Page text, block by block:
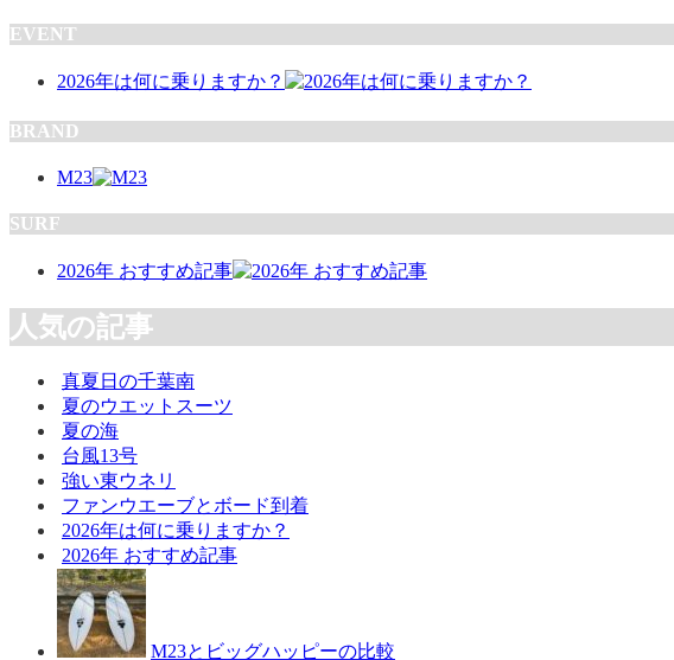
EVENT
2026年は何に乗りますか？
BRAND
M23
SURF
2026年 おすすめ記事
人気の記事
真夏日の千葉南
夏のウエットスーツ
夏の海
台風13号
強い東ウネリ
ファンウエーブとボード到着
2026年は何に乗りますか？
2026年 おすすめ記事
M23とビッグハッピーの比較